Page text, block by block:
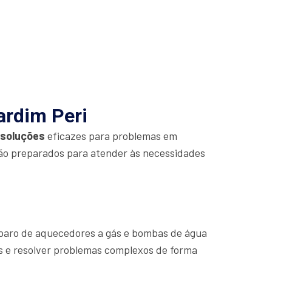
Peri
soluções eficazes para problemas em
preparados para atender às necessidades
de aquecedores a gás e bombas de água
resolver problemas complexos de forma